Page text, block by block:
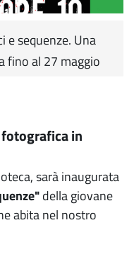
e sequenze. Una
fino al 27 maggio
fotografica in
sarà inaugurata
della giovane
abita nel nostro